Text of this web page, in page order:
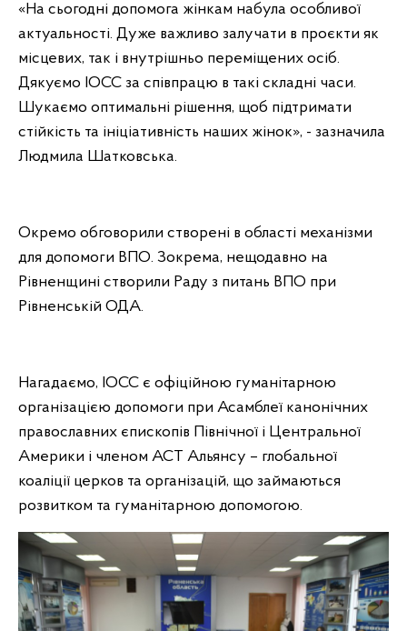
«На сьогодні допомога жінкам набула особливої
актуальності. Дуже важливо залучати в проєкти як
місцевих, так і внутрішньо переміщених осіб.
Дякуємо IOCC за співпрацю в такі складні часи.
Шукаємо оптимальні рішення, щоб підтримати
стійкість та ініціативність наших жінок», - зазначила
Людмила Шатковська.
Окремо обговорили створені в області механізми
для допомоги ВПО. Зокрема, нещодавно на
Рівненщині створили Раду з питань ВПО при
Рівненській ОДА.
Нагадаємо, IOCC є офіційною гуманітарною
організацією допомоги при Асамблеї канонічних
православних єпископів Північної і Центральної
Америки і членом ACT Альянсу – глобальної
коаліції церков та організацій, що займаються
розвитком та гуманітарною допомогою.